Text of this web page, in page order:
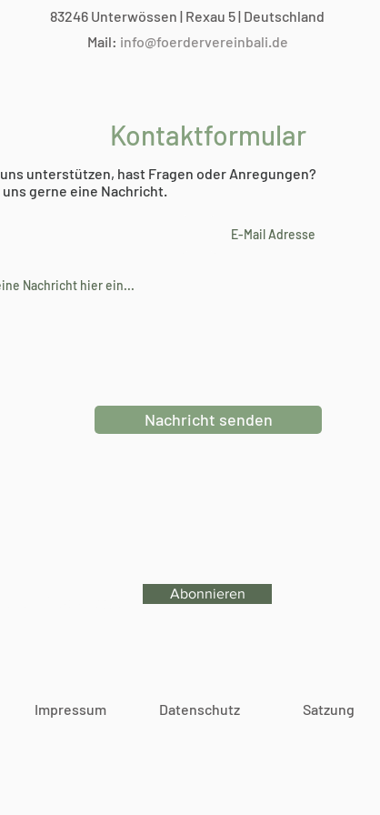
83246 Unterwössen | Rexau 5 | Deutschland
Mail: info@foerdervereinbali.de
Kontaktformular
unterstützen, hast Fragen oder Anregungen?
uns gerne eine Nachricht.
Nachricht senden
Abonnieren
Impressum Datenschutz Satzung